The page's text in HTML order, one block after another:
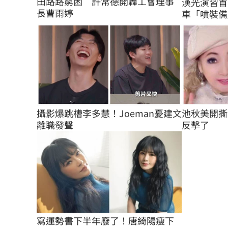
長曹雨婷
車「噴裝
攝影爆跳槽李多慧！Joeman憂建文
離職發聲
池秋美開
反擊了
寫運勢書下半年廢了！唐綺陽瘦下